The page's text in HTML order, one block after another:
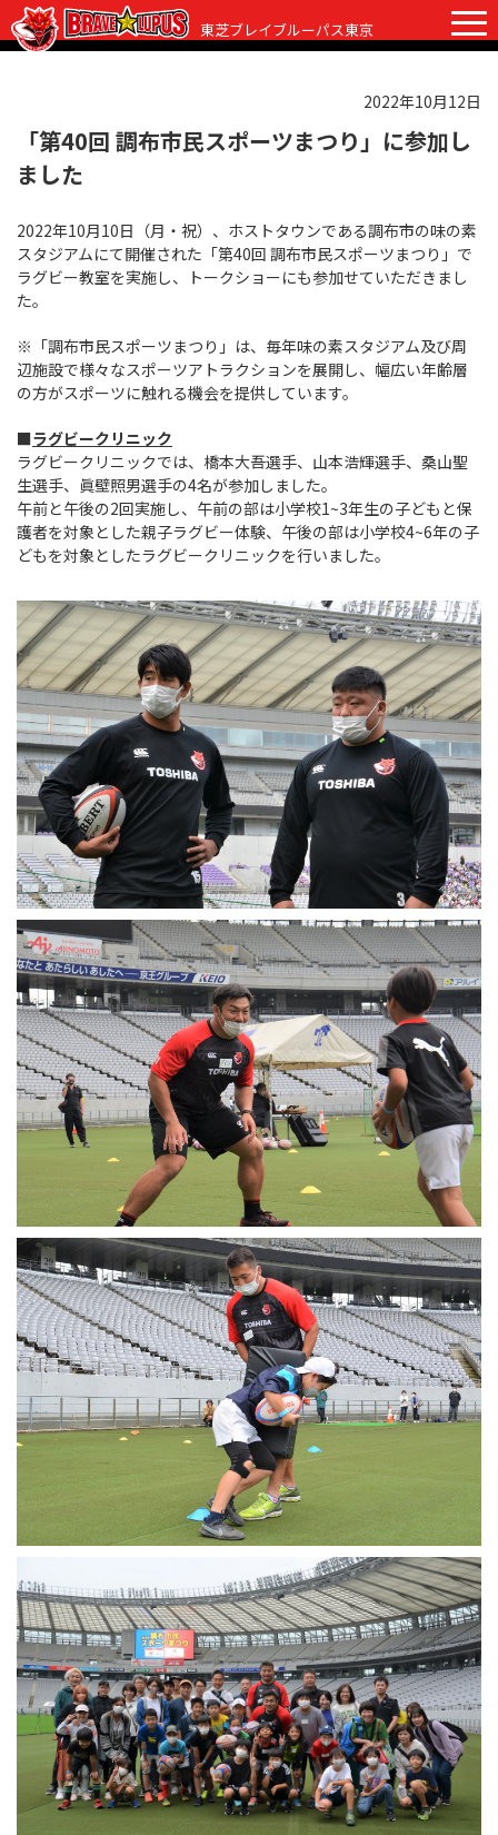
東芝ブレイブルーパス東京
チケット グッズ ファンクラブ 観戦ガイド
観戦ガイド
初めての観戦
ラグビーって何？
クラブからのお願い
試合日程・結果
選手・スタッフ
選手
スタッフ
マスコット
クラブ情報
クラブ情報
株式会社 ブレイブルーパス東京概要
株式会社 チームの歴史
地域貢献活動
アカデミー
パートナー
InstagramX Facebook Youtube
2022年10月12日
「第40回 調布市民スポーツまつり」に参加し
ました
2022年10月10日（月・祝）、ホストタウンである調布市の味の素
スタジアムにて開催された「第40回 調布市民スポーツまつり」で
ラグビー教室を実施し、トークショーにも参加せていただきまし
た。
※「調布市民スポーツまつり」は、毎年味の素スタジアム及び周
辺施設で様々なスポーツアトラクションを展開し、幅広い年齢層
の方がスポーツに触れる機会を提供しています。
■ラグビークリニック
ラグビークリニックでは、橋本大吾選手、山本浩輝選手、桑山聖
生選手、眞壁照男選手の4名が参加しました。
午前と午後の2回実施し、午前の部は小学校1~3年生の子どもと保
護者を対象とした親子ラグビー体験、午後の部は小学校4~6年の子
どもを対象としたラグビークリニックを行いました。